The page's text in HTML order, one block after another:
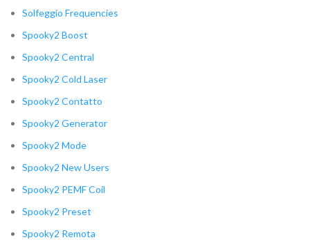
Solfeggio Frequencies
Spooky2 Boost
Spooky2 Central
Spooky2 Cold Laser
Spooky2 Contatto
Spooky2 Generator
Spooky2 Mode
Spooky2 New Users
Spooky2 PEMF Coil
Spooky2 Preset
Spooky2 Remota